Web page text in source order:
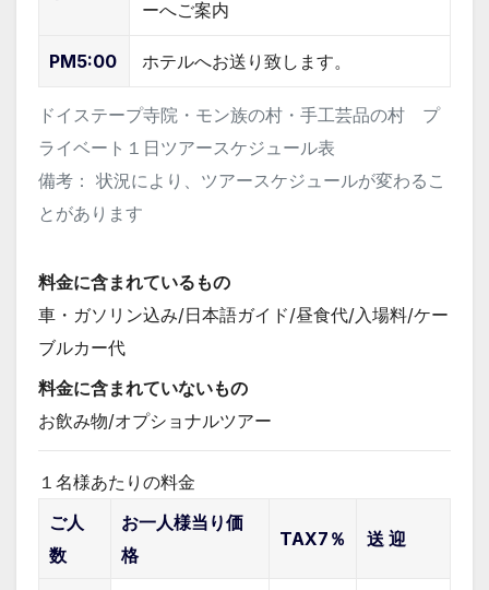
ドイステープ寺院・モン族の村・手工芸品の村 プ
ライベート１日ツアースケジュール表
備考： 状況により、ツアースケジュールが変わるこ
とがあります
ーへご案内
PM5:00 ホテルへお送り致します。
料金に含まれているもの
車・ガソリン込み/日本語ガイド/昼食代/入場料/ケー
ブルカー代
料金に含まれていないもの
お飲み物/オプショナルツアー
１名様あたりの料金
ご人
数
お一人様当り価
格
TAX7％ 送 迎